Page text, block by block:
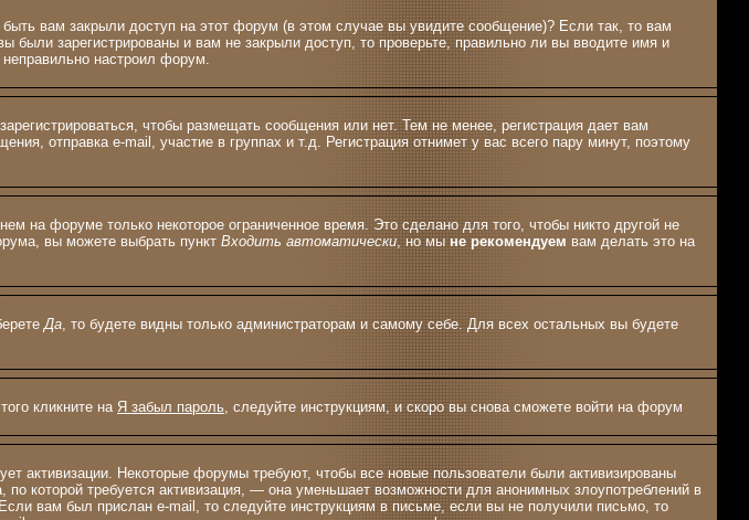
вам закрыли доступ на этот форум (в этом случае вы увидите сообщение)? Если так, то вам
зарегистрированы и вам не закрыли доступ, то проверьте, правильно ли вы вводите имя и
настроил форум.
чтобы размещать сообщения или нет. Тем не менее, регистрация дает вам
отправка e-mail, участие в группах и т.д. Регистрация отнимет у вас всего пару минут, поэтому
на форуме только некоторое ограниченное время. Это сделано для того, чтобы никто другой не
вы можете выбрать пункт Входить автоматически, но мы не рекомендуем вам делать это на
Да, то будете видны только администраторам и самому себе. Для всех остальных вы будете
кликните на Я забыл пароль, следуйте инструкциям, и скоро вы снова сможете войти на форум
активизации. Некоторые форумы требуют, чтобы все новые пользователи были активизированы
которой требуется активизация, — она уменьшает возможности для анонимных злоупотреблений в
вам был прислан e-mail, то следуйте инструкциям в письме, если вы не получили письмо, то